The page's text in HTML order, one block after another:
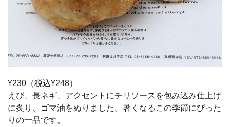
¥230（税込¥248）
えび、長ネギ、アクセントにチリソースを包み込み仕上げ
に炙り、ゴマ油をぬりました。暑くなるこの季節にぴった
りの一品です。